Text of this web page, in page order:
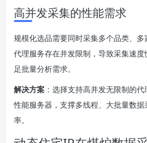
高并发采集的性能需求
规模化选品需要同时采集多个品类、
代理服务存在并发限制，导致采集速
足批量分析需求。
解决方案 ：选择支持高并发无限制的
性能服务器，支撑多线程、大批量数
率。